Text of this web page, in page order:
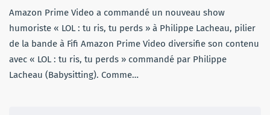
Amazon Prime Video a commandé un nouveau show
humoriste « LOL : tu ris, tu perds » à Philippe Lacheau, pilier
de la bande à Fifi Amazon Prime Video diversifie son contenu
avec « LOL : tu ris, tu perds » commandé par Philippe
Lacheau (Babysitting). Comme…